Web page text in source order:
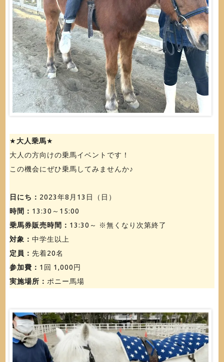
★大人乗馬★
大人の方向けの乗馬イベントです！
この機会にぜひ乗馬してみませんか♪
日にち： 2023年8月13日（日）
時間： 13:30～15:00
乗馬券販売時間： 13:30～ ※無くなり次第終了
対象： 中学生以上
定員： 先着20名
参加費： 1回 1,000円
実施場所： ポニー馬場